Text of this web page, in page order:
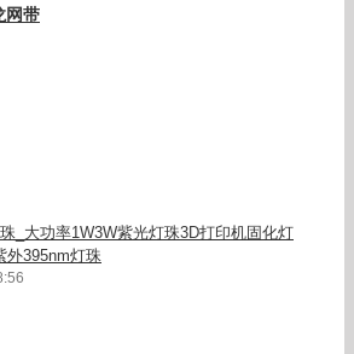
网带
_大功率1W3W紫光灯珠3D打印机固化灯
外395nm灯珠